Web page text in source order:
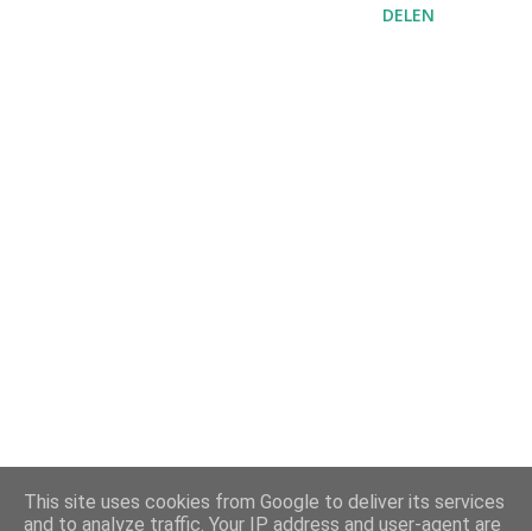
DELEN
This site uses cookies from Google to deliver its services
and to analyze traffic. Your IP address and user-agent are